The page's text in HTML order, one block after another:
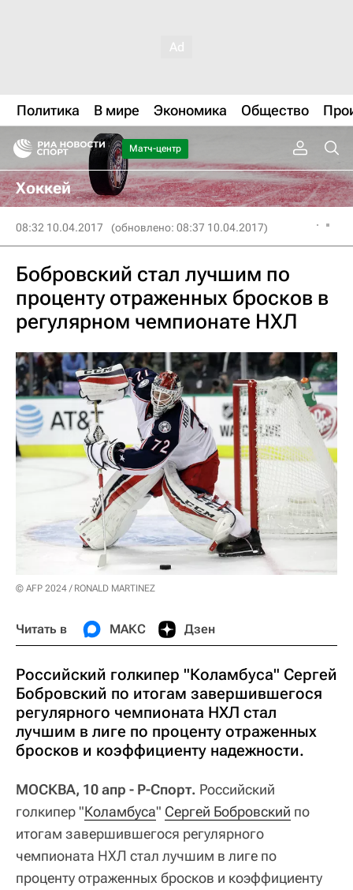
Политика В мире Экономика Общество
Матч-центр
Хоккей
08:32 10.04.2017 (обновлено: 08:37 10.04.2017)
Бобровский стал лучшим по
проценту отраженных бросков в
регулярном чемпионате НХЛ
© AFP 2024 / RONALD MARTINEZ
Читать в МАКС Дзен
Российский голкипер "Коламбуса" Сергей
Бобровский по итогам завершившегося
регулярного чемпионата НХЛ стал
лучшим в лиге по проценту отраженных
бросков и коэффициенту надежности.
МОСКВА, 10 апр - Р-Спорт. Российский
голкипер "Коламбуса" Сергей Бобровский по
итогам завершившегося регулярного
чемпионата НХЛ стал лучшим в лиге по
проценту отраженных бросков и коэффициенту